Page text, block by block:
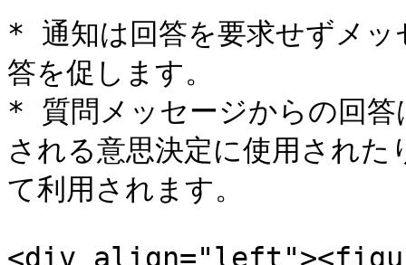
* 通知は回答を要求せずメッ
答を促します。
* 質問メッセージからの回答
される意思決定に使用され
て利用されます。
<div